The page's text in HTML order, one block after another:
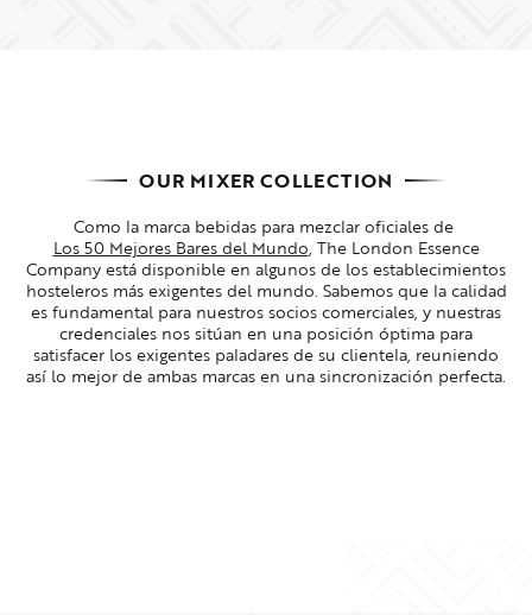
OUR MIXER COLLECTION
Como la marca bebidas para mezclar oficiales de
Los 50 Mejores Bares del Mundo, The London Essence
Company está disponible en algunos de los establecimientos
hosteleros más exigentes del mundo. Sabemos que la calidad
es fundamental para nuestros socios comerciales, y nuestras
credenciales nos sitúan en una posición óptima para
satisfacer los exigentes paladares de su clientela, reuniendo
así lo mejor de ambas marcas en una sincronización perfecta.